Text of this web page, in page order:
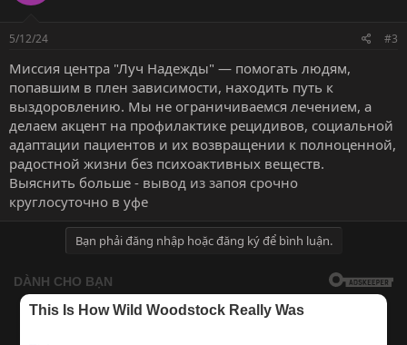
5/12/24 #3
Миссия центра "Луч Надежды" — помогать людям,
попавшим в плен зависимости, находить путь к
выздоровлению. Мы не ограничиваемся лечением, а
делаем акцент на профилактике рецидивов, социальной
адаптации пациентов и их возвращении к полноценной,
радостной жизни без психоактивных веществ.
Выяснить больше - вывод из запоя срочно
круглосуточно в уфе
Bạn phải đăng nhập hoặc đăng ký để bình luận.